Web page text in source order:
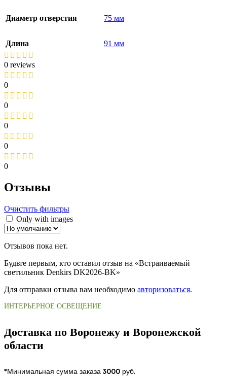
Диаметр отверстия 75 мм
Длина 91 мм
0 reviews
0
0
0
0
0
Отзывы
Очистить фильтры
Only with images
Отзывов пока нет.
Будьте первым, кто оставил отзыв на «Встраиваемый
светильник Denkirs DK2026-BK»
Для отправки отзыва вам необходимо авторизоваться.
ИНТЕРЬЕРНОЕ ОСВЕЩЕНИЕ
Доставка по Воронежу и Воронежской
области
*Минимальная сумма заказа 3000 руб.